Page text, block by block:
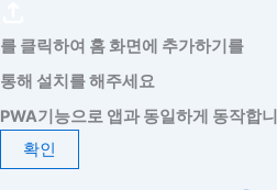
를 클릭하여 홈 화면에 추가하기를
통해 설치를 해주세요
PWA기능으로 앱과 동일하게 동작합
확인